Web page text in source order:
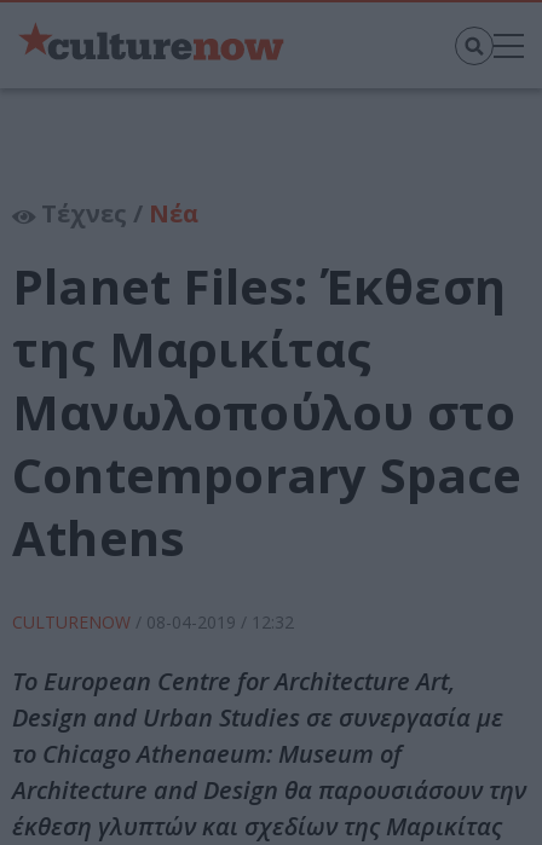
Τέχνες / Νέα
Planet Files: Έκθεση
της Μαρικίτας
Μανωλοπούλου στο
Contemporary Space
Athens
CULTURENOW / 08-04-2019 / 12:32
Το European Centre for Architecture Art,
Design and Urban Studies σε συνεργασία με
το Chicago Athenaeum: Museum of
Architecture and Design θα παρουσιάσουν την
έκθεση γλυπτών και σχεδίων της Μαρικίτας